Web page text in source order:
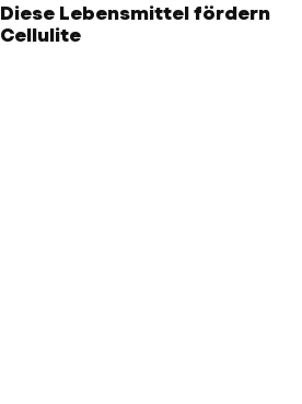
Diese Lebensmittel fördern
Cellulite